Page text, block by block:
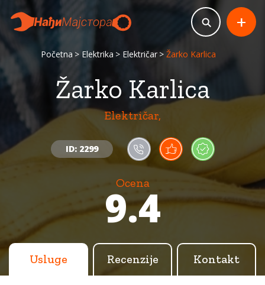
Početna Elektrika Električar Žarko Karlica
Žarko Karlica
Električar,
ID: 2299
Ocena
9.4
+
Usluge Recenzije Kontakt